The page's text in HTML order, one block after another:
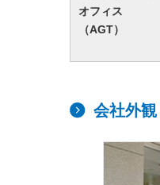
オフィス
（AGT）
会社外観